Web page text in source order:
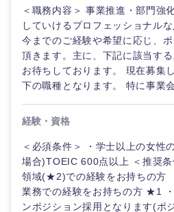
＜職務内容＞ 事業推進・部門強
していけるプロフェッショナル
今までのご経験や希望に応じ、
頂きます。主に、下記に該当す
お待ちしております。 現在募集
下の職種となります。 特に事業
経験・資格
＜必須条件＞ ・学士以上の女
場合)TOEIC 600点以上 ＜推奨
領域(★2)での経験をお持ちの方
業務での経験をお持ちの方 ★1
ンポジション採用となります(ポ